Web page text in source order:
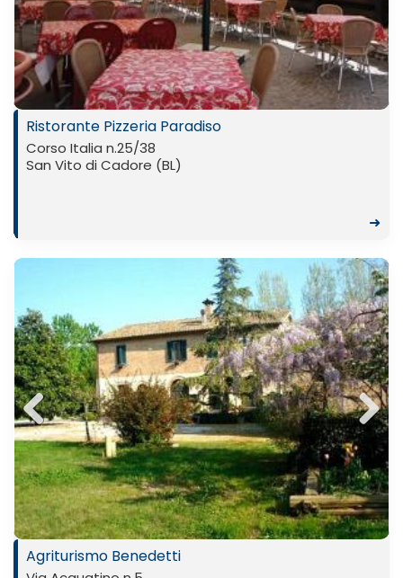
Previ
ous
Next
Ristorante Pizzeria Paradiso
Corso Italia n.25/38
San Vito di Cadore (BL)
➜
Previ
ous
Next
Agriturismo Benedetti